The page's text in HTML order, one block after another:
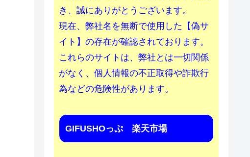
き、誠にありがとうございます。
現在、弊社名を無断で使用した【偽サ
イト】の存在が確認されております。
これらのサイトは、弊社とは一切関係
がなく、個人情報の不正取得や詐欺行
為などの危険性があります。
GIFUSHOっぷ 楽天市場